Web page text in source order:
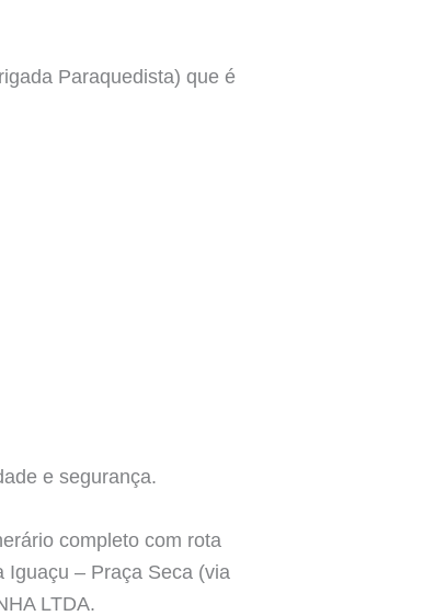
Paraquedista) que é
e segurança.
completo com rota
Iguaçu – Praça Seca (via
LTDA.